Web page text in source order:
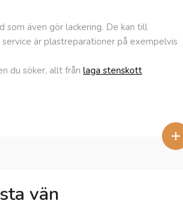
som även gör lackering. De kan till
är plastreparationer på exempelvis
du söker, allt från laga stenskott
+
vän